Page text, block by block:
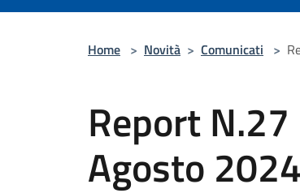
Home > Novità > Comunicati >
Report
Agosto 2024